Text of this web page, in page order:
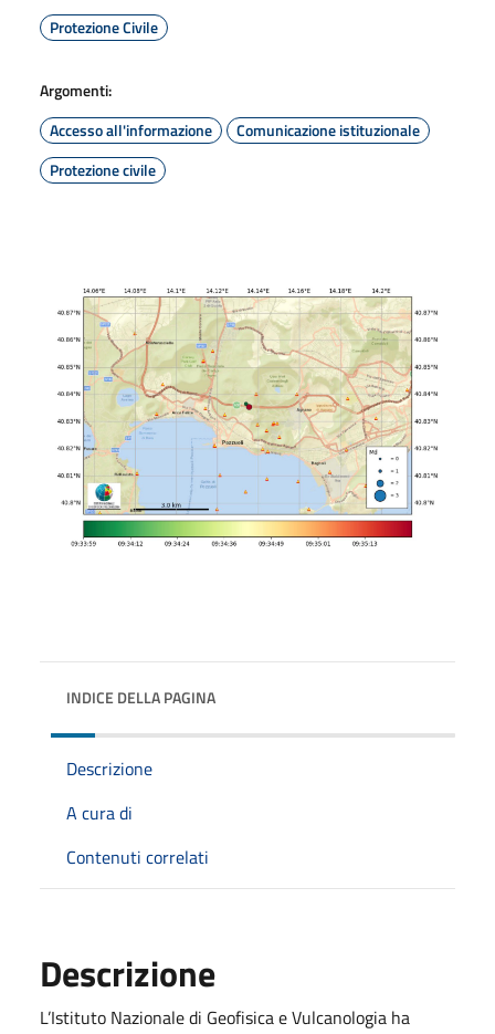
Protezione Civile
Argomenti:
Accesso all'informazione
Comunicazione istituzionale
Protezione civile
INDICE DELLA PAGINA
Descrizione
A cura di
Contenuti correlati
Descrizione
L’Istituto Nazionale di Geofisica e Vulcanologia ha